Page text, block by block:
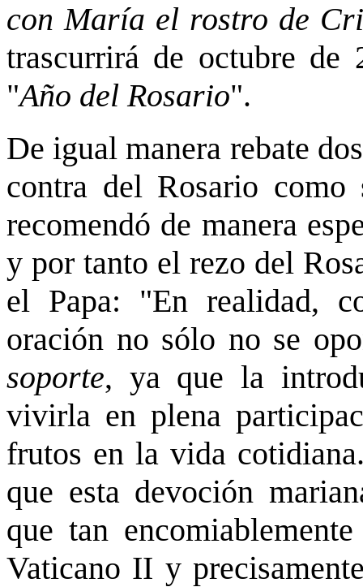
con María el rostro de
trascurrirá de octubre de
"Año del Rosario".
De igual manera rebate
contra del Rosario
recomendó de manera
y por tanto el rezo del
el Papa: "En realidad,
oración no sólo no se
soporte, ya que la
vivirla en plena
frutos en la vida
que esta devoción
que tan
Vaticano II y